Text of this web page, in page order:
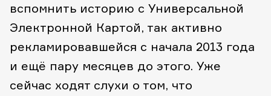
вспомнить историю с Универсальной
Электронной Картой, так активно
рекламировавшейся с начала 2013 года
и ещё пару месяцев до этого. Уже
сейчас ходят слухи о том, что